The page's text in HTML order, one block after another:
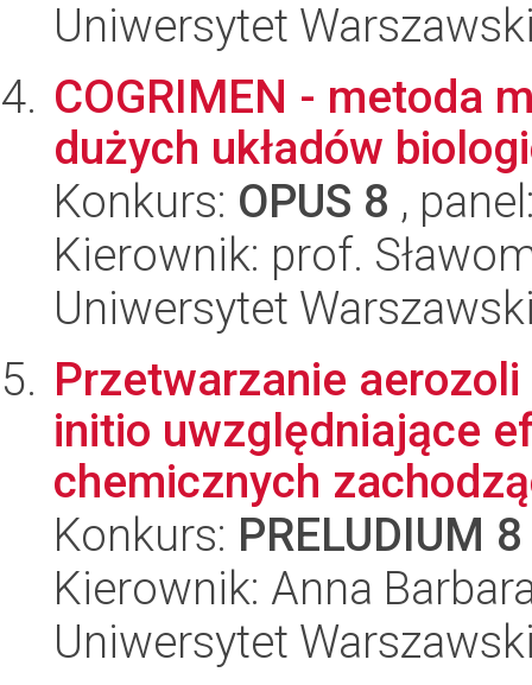
Uniwersytet
COGRIMEN - metoda
dużych układów
Konkurs: OPUS 8 ,
Kierownik: prof.
Uniwersytet
Przetwarzanie
initio uwzględniające
chemicznych
Konkurs: PRELUDIUM 8
Kierownik: Anna
Uniwersytet